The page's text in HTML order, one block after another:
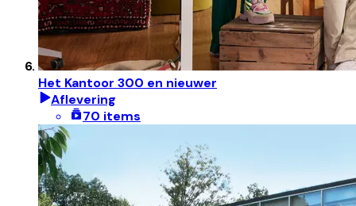
Het Kantoor 300 en nieuwer
Aflevering
70 items